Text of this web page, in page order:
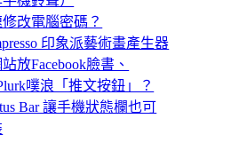
改電腦密碼？
印象派藝術畫產生器
放Facebook臉書、
噗浪「推文按鈕」？
Bar 讓手機狀態欄也可